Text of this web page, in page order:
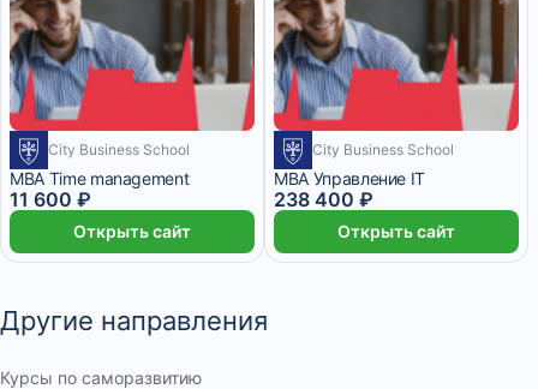
City Business School
MBA Time management
11 600 ₽
Открыть сайт
City Business School
MBA Управление IT
238 400 ₽
Открыть сайт
Другие направления
Курсы по саморазвитию